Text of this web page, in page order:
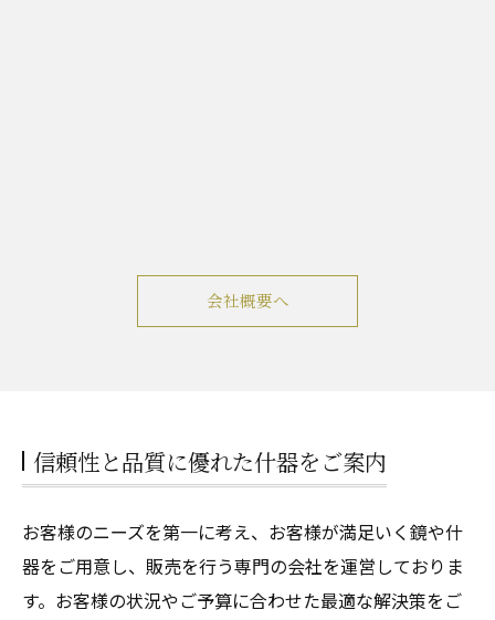
会社概要へ
信頼性と品質に優れた什器をご案内
お客様のニーズを第一に考え、お客様が満足いく鏡や什
器をご用意し、販売を行う専門の会社を運営しておりま
す。お客様の状況やご予算に合わせた最適な解決策をご